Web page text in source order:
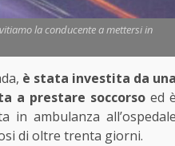
la conducente a mettersi in
è stata investita da
a prestare soccorso ed
in ambulanza
di oltre trenta giorni.